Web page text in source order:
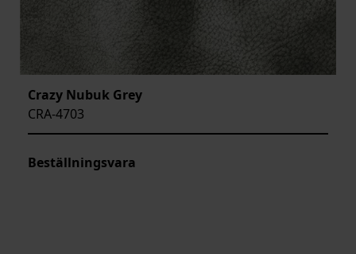
Crazy Nubuk Grey
CRA-4703
Beställningsvara